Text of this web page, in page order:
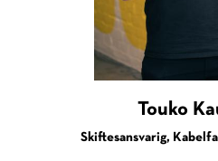
Touko
Skiftesansvarig,